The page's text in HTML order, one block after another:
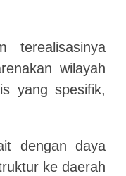
terealisasinya
wilayah
yang spesifik,
dengan daya
ke daerah